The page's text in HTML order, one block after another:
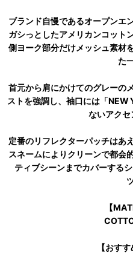
ブランド自慢であるオープンエ
ガシっとしたアメリカンコット
側ヨーク部分だけメッシュ素材
た
首元から肩にかけてのグレーの
ストを強調し、袖口には「NEW
ないアクセ
定番のリフレクターパッチはあ
スネームによりクリーンで都会
ティブシーンまでカバーする
【
【おす